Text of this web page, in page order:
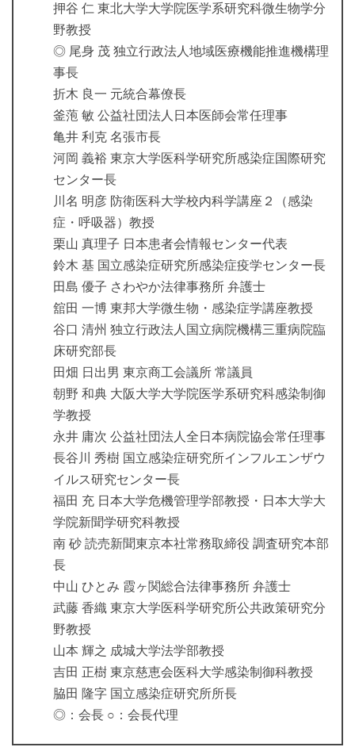
押谷 仁 東北大学大学院医学系研究科微生物学分
野教授
◎ 尾身 茂 独立行政法人地域医療機能推進機構理
事長
折木 良一 元統合幕僚長
釜萢 敏 公益社団法人日本医師会常任理事
亀井 利克 名張市長
河岡 義裕 東京大学医科学研究所感染症国際研究
センター長
川名 明彦 防衛医科大学校内科学講座２（感染
症・呼吸器）教授
栗山 真理子 日本患者会情報センター代表
鈴木 基 国立感染症研究所感染症疫学センター長
田島 優子 さわやか法律事務所 弁護士
舘田 一博 東邦大学微生物・感染症学講座教授
谷口 清州 独立行政法人国立病院機構三重病院臨
床研究部長
田畑 日出男 東京商工会議所 常議員
朝野 和典 大阪大学大学院医学系研究科感染制御
学教授
永井 庸次 公益社団法人全日本病院協会常任理事
長谷川 秀樹 国立感染症研究所インフルエンザウ
イルス研究センター長
福田 充 日本大学危機管理学部教授・日本大学大
学院新聞学研究科教授
南 砂 読売新聞東京本社常務取締役 調査研究本部
長
中山 ひとみ 霞ヶ関総合法律事務所 弁護士
武藤 香織 東京大学医科学研究所公共政策研究分
野教授
山本 輝之 成城大学法学部教授
吉田 正樹 東京慈恵会医科大学感染制御科教授
脇田 隆字 国立感染症研究所所長
◎：会長 ○：会長代理